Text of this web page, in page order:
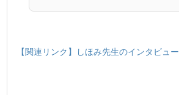
【関連リンク】しほみ先生のインタビュー